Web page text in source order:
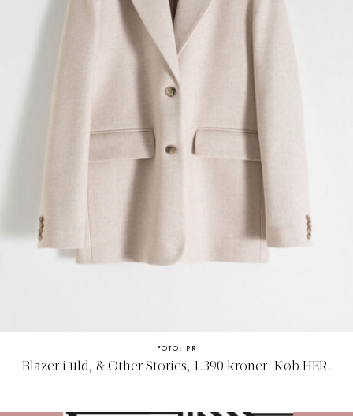
FOTO: PR
Blazer i uld, & Other Stories, 1.390 kroner. Køb HER.